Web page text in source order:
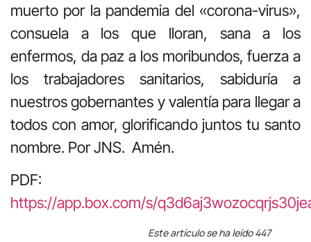
muerto por la pandemia del «corona-virus»,
consuela a los que lloran, sana a los
enfermos, da paz a los moribundos, fuerza a
los trabajadores sanitarios, sabiduría a
nuestros gobernantes y valentía para llegar a
todos con amor, glorificando juntos tu santo
nombre. Por JNS. Amén.
PDF:
https://app.box.com/s/
Este artículo se ha leído 447